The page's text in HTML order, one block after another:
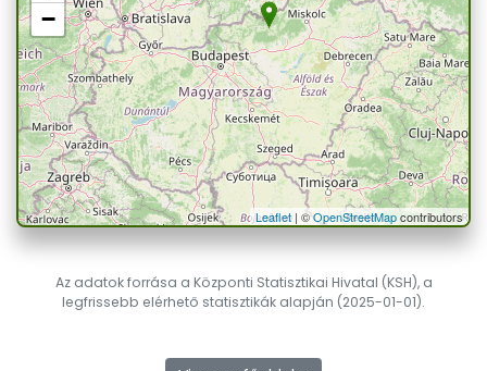
−
Leaflet| ©OpenStreetMapcontributors
Az adatok forrása a Központi Statisztikai Hivatal (KSH), a
legfrissebb elérhető statisztikák alapján (2025-01-01).